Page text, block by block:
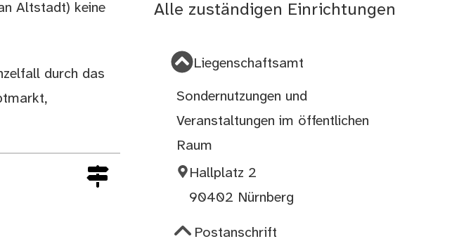
Altstadt) keine
durch das
Alle zuständigen Einrichtungen
Liegenschaftsamt
Sondernutzungen und
Veranstaltungen im öffentlichen
Raum
Hallplatz 2
90402 Nürnberg
Postanschrift